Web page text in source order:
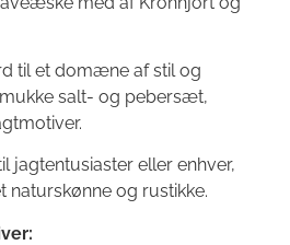
til et domæne af stil og
salt- og pebersæt,
jagtentusiaster eller enhver,
og rustikke.